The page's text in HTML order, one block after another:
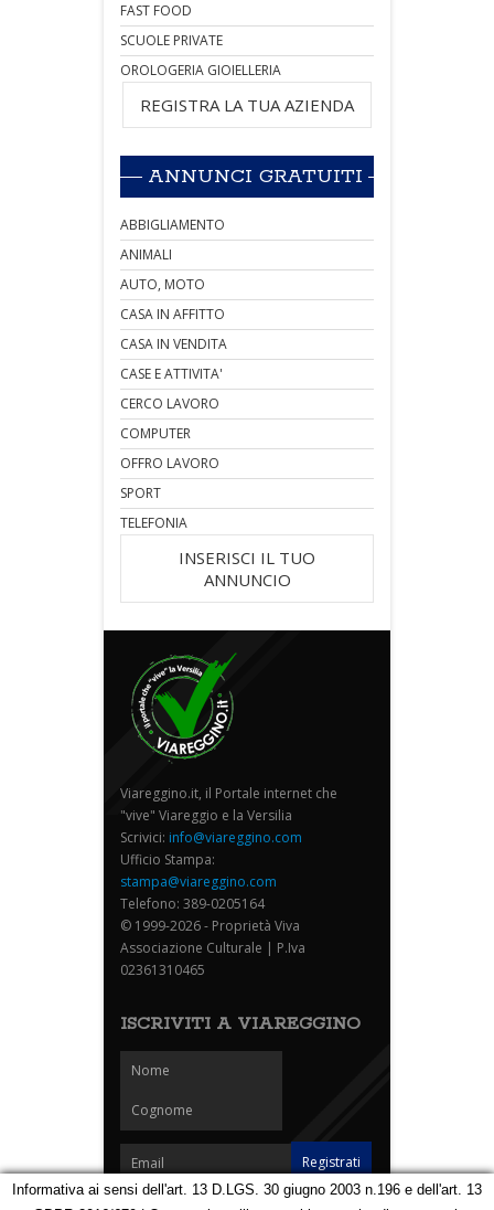
FAST FOOD
SCUOLE PRIVATE
OROLOGERIA GIOIELLERIA
REGISTRA LA TUA AZIENDA
ANNUNCI GRATUITI
ABBIGLIAMENTO
ANIMALI
AUTO, MOTO
CASA IN AFFITTO
CASA IN VENDITA
CASE E ATTIVITA'
CERCO LAVORO
COMPUTER
OFFRO LAVORO
SPORT
TELEFONIA
INSERISCI IL TUO
ANNUNCIO
Viareggino.it, il Portale internet che
"vive" Viareggio e la Versilia
Scrivici: info@viareggino.com
Ufficio Stampa:
stampa@viareggino.com
Telefono: 389-0205164
© 1999-2026 - Proprietà Viva
Associazione Culturale | P.Iva
02361310465
ISCRIVITI A VIAREGGINO
Informativa ai sensi dell'art. 13 D.LGS. 30 giugno 2003 n.196 e dell'art. 13